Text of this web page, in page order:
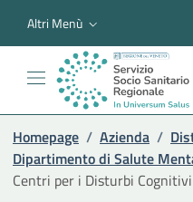
Altri Menù
Homepage / Azienda /
Dipartimento di Salute
Centri per i Disturbi Cognitivi